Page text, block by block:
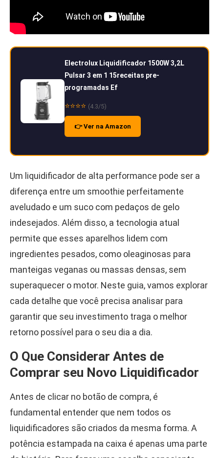
Electrolux Liquidificador 1500W 3,2L
Pulsar 3 em 1 15receitas pre-
programadas Ef
⭐⭐⭐⭐ (4.3/5)
👉 Ver na Amazon
Um liquidificador de alta performance pode ser a
diferença entre um smoothie perfeitamente
aveludado e um suco com pedaços de gelo
indesejados. Além disso, a tecnologia atual
permite que esses aparelhos lidem com
ingredientes pesados, como oleaginosas para
manteigas veganas ou massas densas, sem
superaquecer o motor. Neste guia, vamos explorar
cada detalhe que você precisa analisar para
garantir que seu investimento traga o melhor
retorno possível para o seu dia a dia.
O Que Considerar Antes de
Comprar seu Novo Liquidificador
Antes de clicar no botão de compra, é
fundamental entender que nem todos os
liquidificadores são criados da mesma forma. A
potência estampada na caixa é apenas uma parte